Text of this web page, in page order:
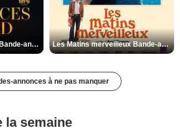
Les Silences de Riyad Bande-annonce VO STFR Les Matins merveilleux Bande-annonce VF
annonces à ne pas manquer
la semaine